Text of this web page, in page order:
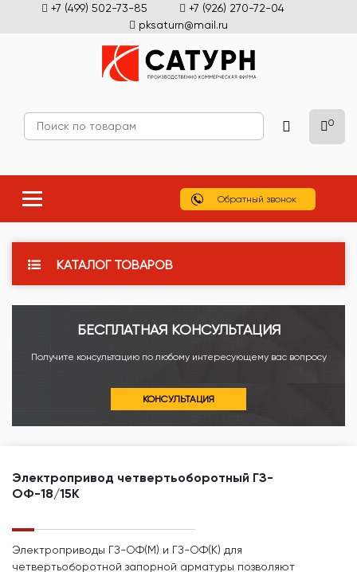
+7 (499) 502-73-85
+7 (926) 270-72-04
pksaturn@mail.ru
0
Обратный звонок
КАТАЛОГ ТОВАРОВ
БЕСПЛАТНАЯ КОНСУЛЬТАЦИЯ
Получите консультацию по любому интересующему вас вопросу
КОНСУЛЬТАЦИЯ
Электропривод четвертьоборотный ГЗ-
ОФ-18/15К
Электроприводы ГЗ-ОФ(М) и ГЗ-ОФ(К) для
четвертьоборотной запорной арматуры позволяют